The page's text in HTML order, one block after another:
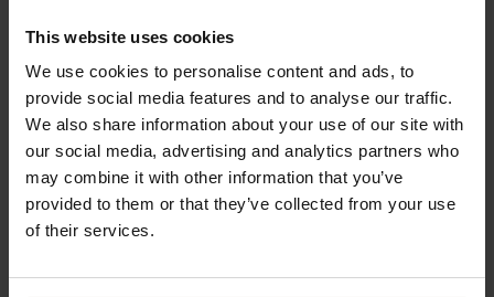
This website uses cookies
We use cookies to personalise content and ads, to
provide social media features and to analyse our traffic.
We also share information about your use of our site with
our social media, advertising and analytics partners who
may combine it with other information that you’ve
provided to them or that they’ve collected from your use
of their services.
Die Lobby Bar ist ein idealer Ort für alle, die einen
zwanglosen, aber stilvollen Ort zum Entspannen suchen.
Genießen Sie professionell zubereitete Cocktails,
erstklassige Weine oder aromatischen Kaffee in einer
entspannten Umgebung. Ganz gleich, ob Sie sich mit
Freunden treffen oder nach einem Tag voller
Entdeckungen entspannen möchten – das einladende